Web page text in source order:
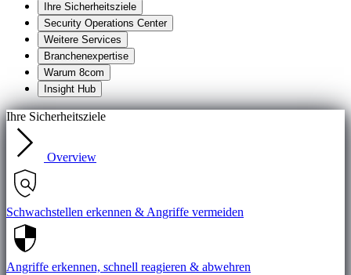
Ihre Sicherheitsziele
Security Operations Center
Weitere Services
Branchenexpertise
Warum 8com
Insight Hub
Ihre Sicherheitsziele
Overview
Schwachstellen erkennen & Angriffe vermeiden
Angriffe erkennen, schnell reagieren & abwehren